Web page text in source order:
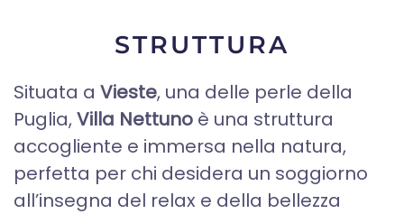
STRUTTURA
Situata a Vieste, una delle perle della
Puglia,Villa Nettuno è una struttura
accogliente e immersa nella natura,
perfetta per chi desidera un soggiorno
all’insegna del relax e della bellezza